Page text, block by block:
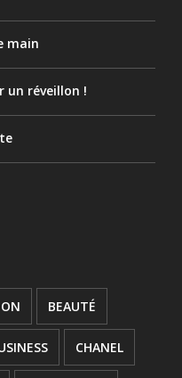
main
un réveillon !
BEAUTÉ
CHANEL